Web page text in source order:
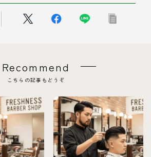
Recommend
こちらの記事もどうぞ